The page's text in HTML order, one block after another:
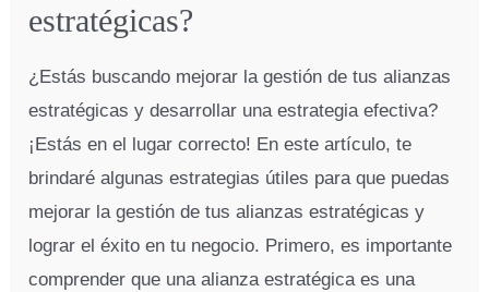
estratégicas?
¿Estás buscando mejorar la gestión de tus alianzas
estratégicas y desarrollar una estrategia efectiva?
¡Estás en el lugar correcto! En este artículo, te
brindaré algunas estrategias útiles para que puedas
mejorar la gestión de tus alianzas estratégicas y
lograr el éxito en tu negocio. Primero, es importante
comprender que una alianza estratégica es una